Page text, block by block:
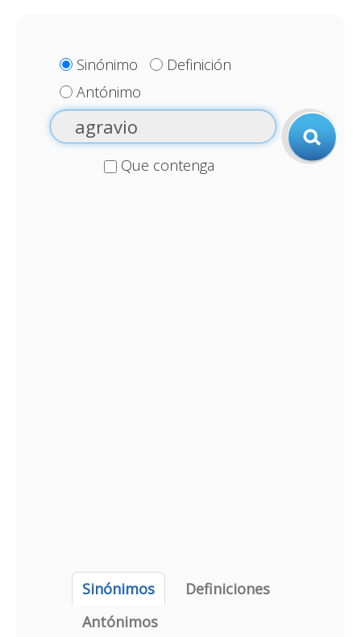
Sinónimo
Definición
Antónimo
Que contenga
Sinónimos
Definiciones
Antónimos